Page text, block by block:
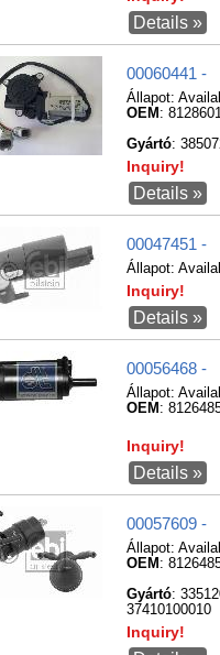
Details »
00060441 -
Állapot:
OEM :
Gyártó:
Inquiry!
Details »
00047451 -
Állapot:
Inquiry!
Details »
00056468 -
Állapot:
OEM :
Inquiry!
Details »
00057609 -
Állapot:
OEM :
Gyártó:
37410100010
Inquiry!